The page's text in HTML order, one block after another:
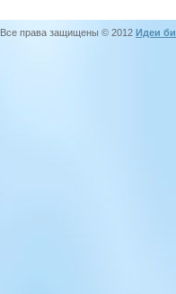
Все права защищены © 2012 Идеи